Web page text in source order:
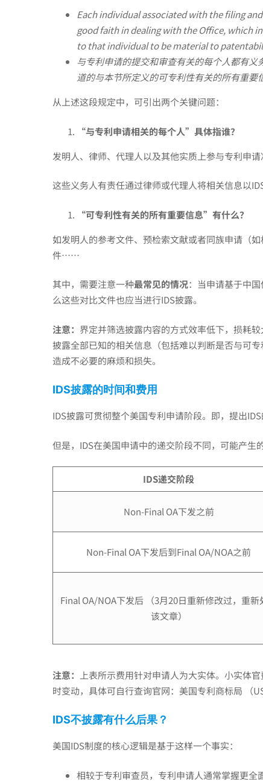
请
美
国
专
利，
为
什
么
还
要
给
美
查
员
提
供
相
Each individual associated with the filing
good faith in dealing with the Office, which
to that individual to be material to
与专利申请的提交和审查有关的每个人都有
道的与本节所定义的可专利性有关的所有重要
从上述这段规定中，可引出两个关键问题：
“与专利申请相关的每个人” 具体指谁？
发明人、律师、代理人以及其他实质上参与专利申请
这些义务人有责任通过律师或代理人将相关信息以
“可专利性有关的所有重要信息”有什么？
如发明人的参考文件、预检索文献或者同族申请（
件……
其中，需要注意一种最常见的情况：当申请基于中
么这些对比文件也应当进行IDS披露。
注意： 界定并筛选披露内容的方式效率低下，损耗
披露全部已知的相关信息（包括难以判断是否与可
造成不必要的麻烦和损失。
IDS披露的时间和费用
IDS披露可贯彻整个美国专利申请阶段。即，提出
但是，IDS在美国申请中的递交阶段不同，可能产生
IDS递交阶段
Non-Final OA下发之前
Non-Final OA下发后到Final OA/NOA之前
Final OA/NOA下发后 （3月20日重新修改过，重新
该文章）
注意：
上表所示费用针对申请人为大实体。小实体
时变动，具体可自行查询官网： 美国专利商标局 （
IDS不披露有什么后果？
美国IDS制度的核心逻辑是基于这样一个事实：
相较于专利审查员，专利申请人通常掌握更